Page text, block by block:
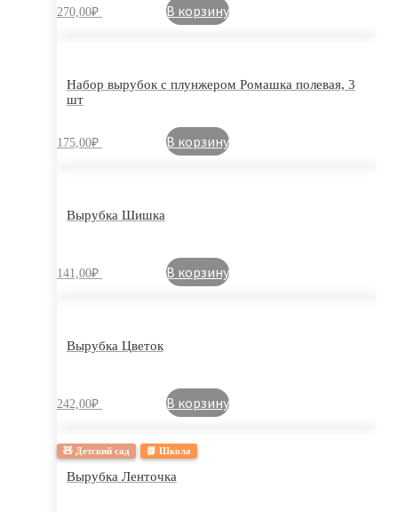
270,00₽ В корзину
Набор вырубок с плунжером Ромашка полевая, 3
шт
175,00₽ В корзину
Вырубка Шишка
141,00₽ В корзину
Вырубка Цветок
242,00₽ В корзину
🧸 Детский сад 📗 Школа
Вырубка Ленточка